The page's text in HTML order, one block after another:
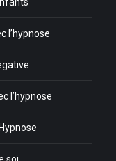
l’hypnose
l’hypnose